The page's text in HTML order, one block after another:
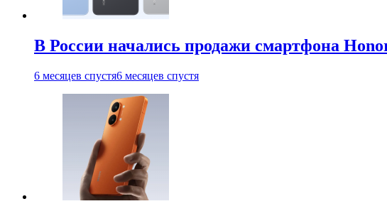
В России начались продажи смартфона
6 месяцев спустя6 месяцев спустя